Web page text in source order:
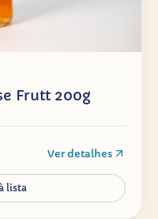
Frutt 200g
Ver detalhes
lista